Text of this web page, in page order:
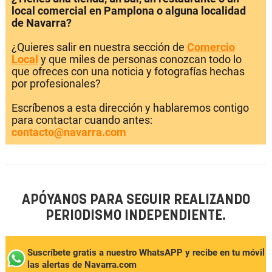
local comercial en Pamplona o alguna localidad
de Navarra?
¿Quieres salir en nuestra sección de Comercio
Local y que miles de personas conozcan todo lo
que ofreces con una noticia y fotografías hechas
por profesionales?
Escríbenos a esta dirección y hablaremos contigo
para contactar cuando antes:
contacto@navarra.com
APÓYANOS PARA SEGUIR REALIZANDO
PERIODISMO INDEPENDIENTE.
Suscríbete gratis a nuestro WhatsAPP y recibe en tu móvil
las alertas de Navarra.com